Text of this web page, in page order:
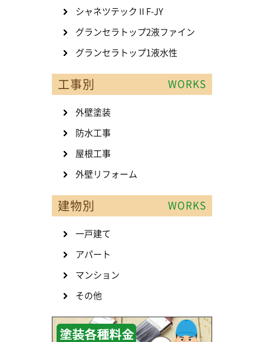
シャネツテックⅡF-JY
グランセラトップ2液ファイン
グランセラトップ1液水性
工事別 WORKS
外壁塗装
防水工事
屋根工事
外壁リフォーム
建物別 WORKS
一戸建て
アパート
マンション
その他